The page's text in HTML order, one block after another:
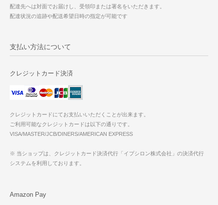
配達先へは対面でお届けし、受領印または署名をいただきます。
配達状況の追跡や配送希望日時の指定が可能です
支払い方法について
クレジットカード決済
クレジットカードにてお支払いいただくことが出来ます。
ご利用可能なクレジットカードは以下の通りです。
VISA/MASTER/JCB/DINERS/AMERICAN EXPRESS
※ 当ショップは、クレジットカード決済代行「イプシロン株式会社」の決済代行
システムを利用しております。
Amazon Pay